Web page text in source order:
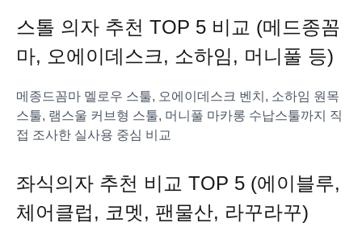
스톨 의자 추천 TOP 5 비교 (메드종꼼
마, 오에이데스크, 소하임, 머니풀 등)
메종드꼼마 멜로우 스툴, 오에이데스크 벤치, 소하임 원목
스툴, 램스울 커브형 스툴, 머니풀 마카롱 수납스툴까지 직
접 조사한 실사용 중심 비교
좌식의자 추천 비교 TOP 5 (에이블루,
체어클럽, 코멧, 팬물산, 라꾸라꾸)